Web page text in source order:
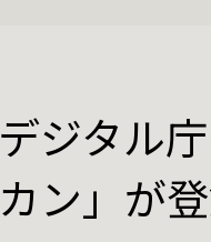
デジタル
カン」が